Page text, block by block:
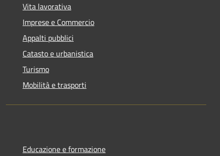
Vita lavorativa
Imprese e Commercio
Appalti pubblici
Catasto e urbanistica
Turismo
Mobilità e trasporti
Educazione e formazione